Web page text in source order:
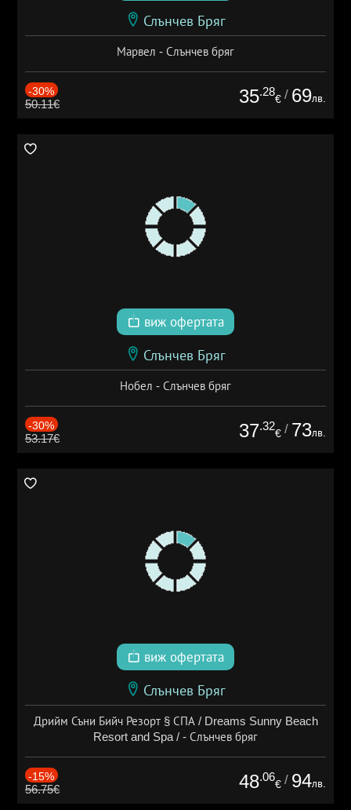
Слънчев Бряг
Марвел - Слънчев бряг
-30%
50.11€ 35.28
€ / 69лв.
виж офертата
Слънчев Бряг
Нобел - Слънчев бряг
-30%
53.17€ 37.32
€ / 73лв.
виж офертата
Слънчев Бряг
Дрийм Съни Бийч Резорт § СПА / Dreams Sunny Beach
Resort and Spa / - Слънчев бряг
-15%
56.75€ 48.06
€ / 94лв.